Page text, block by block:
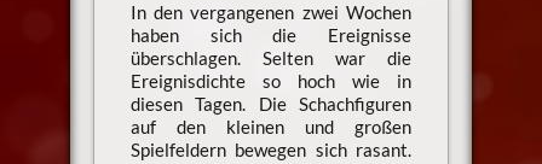
In den vergangenen zwei Wochen
haben sich die Ereignisse
überschlagen. Selten war die
Ereignisdichte so hoch wie in
diesen Tagen. Die Schachfiguren
auf den kleinen und großen
Spielfeldern bewegen sich rasant.